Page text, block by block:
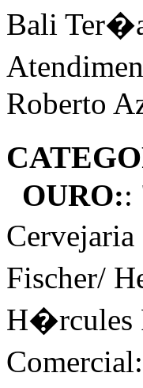
Bali
Roberto
OURO::
Fischer/
H�rcules